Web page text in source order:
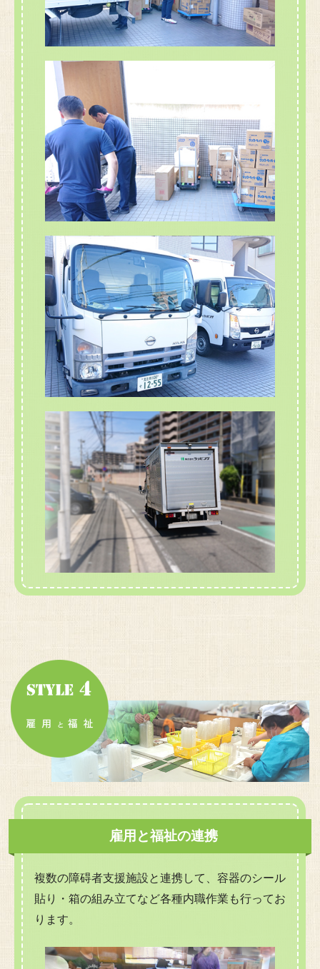
雇用と福祉の連携
複数の障碍者支援施設と連携して、容器のシール
貼り・箱の組み立てなど各種内職作業も行ってお
ります。